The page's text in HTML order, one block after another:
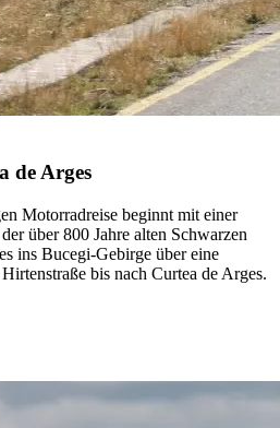
de Arges
Motorradreise beginnt mit einer
über 800 Jahre alten Schwarzen
ins Bucegi-Gebirge über eine
bis nach Curtea de Arges.